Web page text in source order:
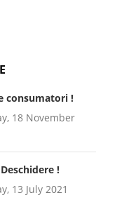
consumatori !
18 November
!
13 July 2021